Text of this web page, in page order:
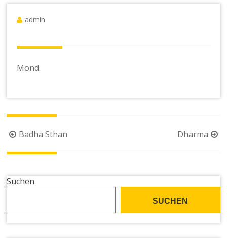
admin
Mond
Beitragsnavigation
Badha Sthan Dharma
Suchen
SUCHEN